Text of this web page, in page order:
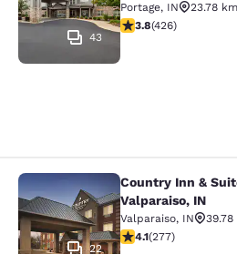
43
Portage, IN
23.78 km
calificación de 3.79
3.8(426)
Country Inn &
22
Country Inn &
Valparaiso, IN
Valparaiso, IN
39.78
calificación de 4.14
4.1(277)